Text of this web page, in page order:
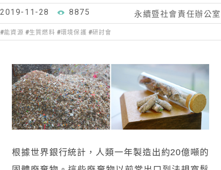
2019-11-28 8875 永續暨社會責任辦公室
能資源 生質燃料 環境保護 研討會
根據世界銀行統計，人類一年製造出約20億噸的